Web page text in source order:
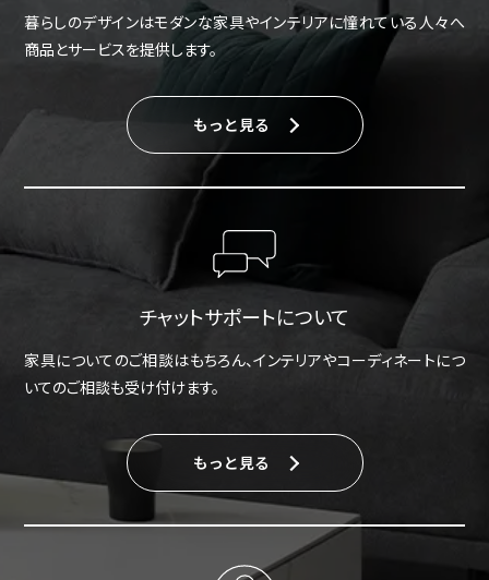
暮らしのデザインはモダンな家具やインテリアに憧れている人々へ
商品とサービスを提供します。
もっと見る
チャットサポートについて
家具についてのご相談はもちろん、インテリアやコーディネートにつ
いてのご相談も受け付けます。
もっと見る